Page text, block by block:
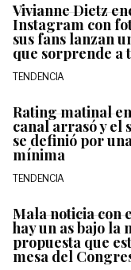
Vivianne Dietz
Instagram con
sus fans lanzan
que sorprende a
TENDENCIA
Rating matinal
canal arrasó y el
se definió por
mínima
TENDENCIA
Mala noticia con
hay un as bajo la
propuesta que
mesa del